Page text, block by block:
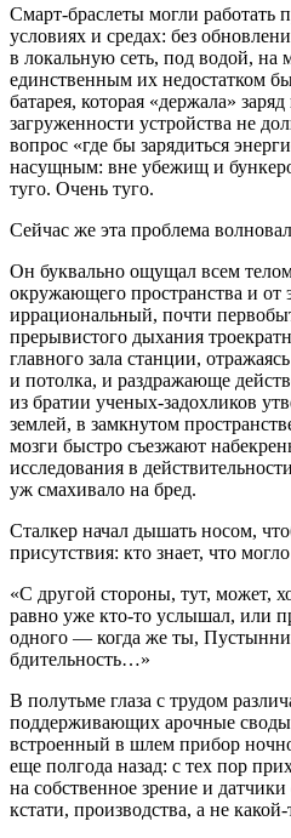
Смарт-браслеты могли работать
условиях и средах: без
в локальную сеть, под водой, на
единственным их недостатком
батарея, которая «держала»
загруженности устройства не
вопрос «где бы зарядиться
насущным: вне убежищ и
туго. Очень туго.
Сейчас же эта проблема
Он буквально ощущал всем
окружающего пространства и от
иррациональный, почти
прерывистого дыхания
главного зала станции,
и потолка, и раздражающе
из братии ученых-задохликов
землей, в замкнутом
мозги быстро съезжают
исследования в
уж смахивало на бред.
Сталкер начал дышать носом,
присутствия: кто знает, что
«С другой стороны, тут, может,
равно уже кто-то услышал, или
одного — когда же ты,
бдительность…»
В полутьме глаза с трудом
поддерживающих арочные
встроенный в шлем прибор
еще полгода назад: с тех пор
на собственное зрение и датчики
кстати, производства, а не